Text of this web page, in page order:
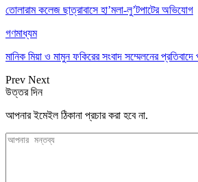
তোলারাম কলেজ ছাত্রাবাসে হা’মলা-লু’টপাটের অভিযোগ
গণমাধ্যম
মানিক মিয়া ও মামুন ফকিরের সংবাদ সম্মেলনের প্রতিবাদে
Prev Next
উত্তর দিন
আপনার ইমেইল ঠিকানা প্রচার করা হবে না.